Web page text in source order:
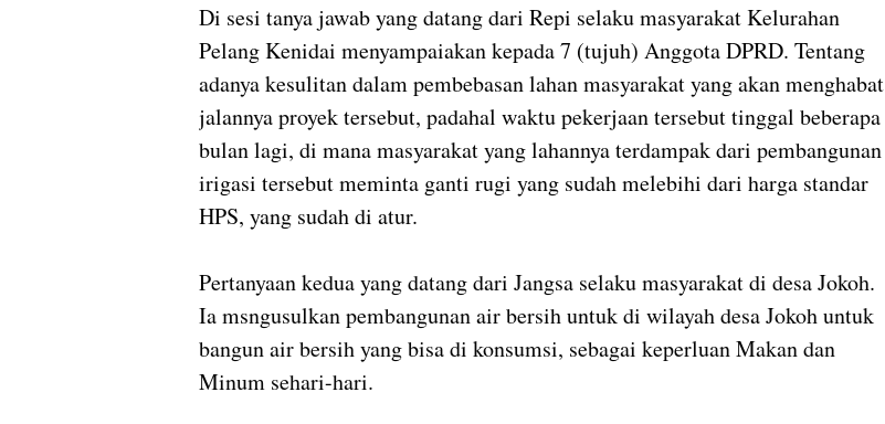
Di sesi tanya jawab yang datang dari Repi selaku masyarakat Kelurahan
Pelang Kenidai menyampaiakan kepada 7 (tujuh) Anggota DPRD. Tentang
adanya kesulitan dalam pembebasan lahan masyarakat yang akan menghabat
jalannya proyek tersebut, padahal waktu pekerjaan tersebut tinggal beberapa
bulan lagi, di mana masyarakat yang lahannya terdampak dari pembangunan
irigasi tersebut meminta ganti rugi yang sudah melebihi dari harga standar
HPS, yang sudah di atur.
Pertanyaan kedua yang datang dari Jangsa selaku masyarakat di desa Jokoh.
Ia msngusulkan pembangunan air bersih untuk di wilayah desa Jokoh untuk
bangun air bersih yang bisa di konsumsi, sebagai keperluan Makan dan
Minum sehari-hari.